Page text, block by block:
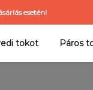
esetén!
tokot Páros